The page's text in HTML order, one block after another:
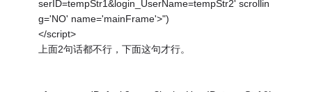
serID=tempStr1&login_UserName=tempStr2' scrollin
g='NO' name='mainFrame'>")
</script>
上面2句话都不行，下面这句才行。